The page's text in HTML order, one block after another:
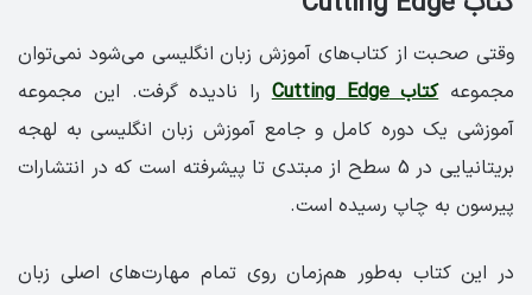
وقتی صحبت از کتاب‌های آموزش زبان انگلیسی می‌شود نمی‌توان
مجموعهکتاب Cutting Edge
را نادیده گرفت. این مجموعه
آموزشی یک دوره کامل و جامع آموزش زبان انگلیسی به لهجه
بریتانیایی در 5 سطح از مبتدی تا پیشرفته است که در انتشارات
پیرسون به چاپ رسیده است.
در این کتاب به‌طور هم‌زمان روی تمام مهارت‌های اصلی زبان